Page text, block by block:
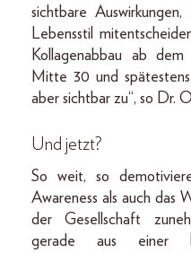
sichtbare
Lebensstil
Kollagenabbau ab
Mitte 30 und
aber sichtbar zu“, so Dr.
Und jetzt?
So weit, so
Awareness als auch das
der Gesellschaft
gerade aus einer